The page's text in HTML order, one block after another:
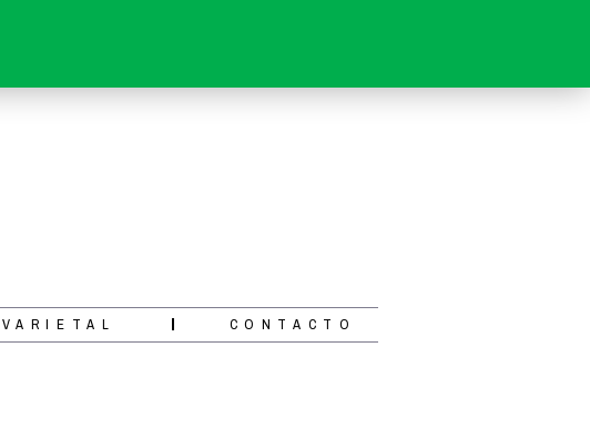
CONTACTO